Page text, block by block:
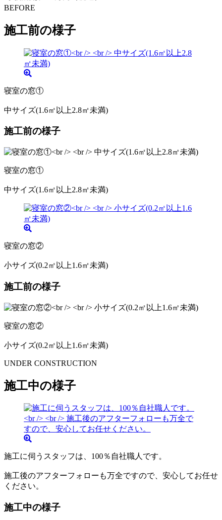
BEFORE
施工前の様子
寝室の窓①
中サイズ(1.6㎡以上2.8㎡未満)
施工前の様子
寝室の窓①
中サイズ(1.6㎡以上2.8㎡未満)
寝室の窓②
小サイズ(0.2㎡以上1.6㎡未満)
施工前の様子
寝室の窓②
小サイズ(0.2㎡以上1.6㎡未満)
UNDER CONSTRUCTION
施工中の様子
施工に伺うスタッフは、100％自社職人です。
施工後のアフターフォローも万全ですので、安心してお任せ
ください。
施工中の様子